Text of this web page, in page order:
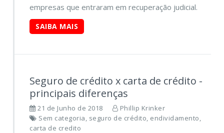
empresas que entraram em recuperação judicial.
SAIBA MAIS
Seguro de crédito x carta de crédito -
principais diferenças
21 de Junho de 2018
Phillip Krinker
Sem categoria, seguro de crédito, endividamento,
carta de credito